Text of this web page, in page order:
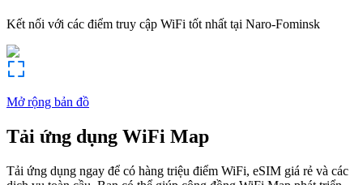
Kết nối với các điểm truy cập WiFi tốt nhất tại Naro-Fominsk
Mở rộng bản đồ
Tải ứng dụng WiFi Map
Tải ứng dụng ngay để có hàng triệu điểm WiFi, eSIM giá rẻ và các